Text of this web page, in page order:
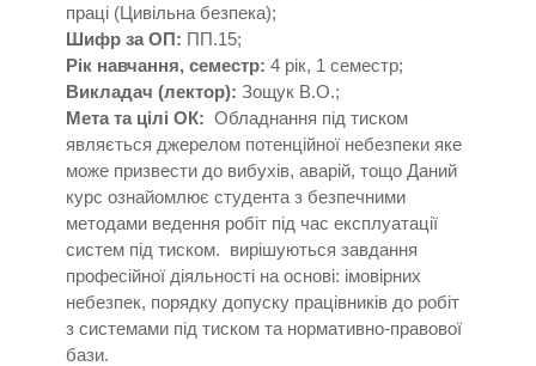
праці (Цивільна безпека);
Шифр за ОП: ПП.15;
Рік навчання, семестр: 4 рік, 1 семестр;
Викладач (лектор): Зощук В.О.;
Мета та цілі ОК: Обладнання під тиском
являється джерелом потенційної небезпеки яке
може призвести до вибухів, аварій, тощо Даний
курс ознайомлює студента з безпечними
методами ведення робіт під час експлуатації
систем під тиском. вирішуються завдання
професійної діяльності на основі: імовірних
небезпек, порядку допуску працівників до робіт
з системами під тиском та нормативно-правової
бази.